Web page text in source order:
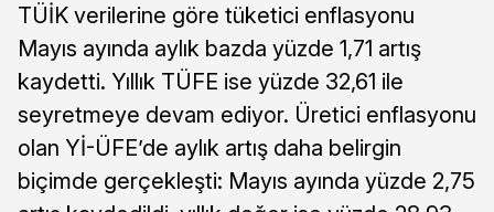
TÜİK verilerine göre tüketici enflasyonu
Mayıs ayında aylık bazda yüzde 1,71 artış
kaydetti. Yıllık TÜFE ise yüzde 32,61 ile
seyretmeye devam ediyor. Üretici enflasyonu
olan Yİ-ÜFE’de aylık artış daha belirgin
biçimde gerçekleşti: Mayıs ayında yüzde 2,75